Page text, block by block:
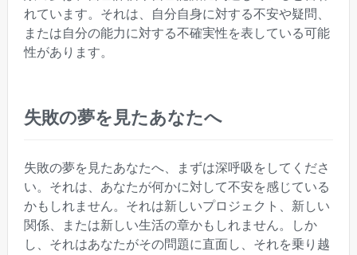
れています。それは、自分自身に対する不安や疑問、
または自分の能力に対する不確実性を表している可能
性があります。
失敗の夢を見たあなたへ
失敗の夢を見たあなたへ、まずは深呼吸をしてくださ
い。それは、あなたが何かに対して不安を感じている
かもしれません。それは新しいプロジェクト、新しい
関係、または新しい生活の章かもしれません。しか
し、それはあなたがその問題に直面し、それを乗り越